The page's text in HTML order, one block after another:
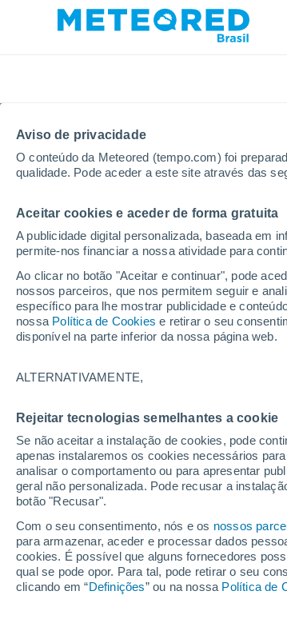
Aviso de privacidade
O conteúdo da Meteored (tempo.com) foi
qualidade. Pode aceder a este site através das
Aceitar cookies e aceder de forma gratuita
A publicidade digital personalizada, baseada em
permite-nos financiar a nossa atividade para
Ao clicar no botão "Aceitar e continuar", pode
nossos parceiros, que nos permitem seguir e
específico para lhe mostrar publicidade e
nossa Política de Cookies e retirar o seu
disponível na parte inferior da nossa página web.
ALTERNATIVAMENTE,
Rejeitar tecnologias semelhantes a cookie
Se não aceitar a instalação de cookies, pode
apenas instalaremos os cookies necessários
analisar o comportamento ou para apresentar
geral não personalizada. Pode recusar a
botão "Recusar".
Com o seu consentimento, nós e os nossos
para armazenar, aceder e processar dados
cookies. É possível que alguns fornecedores
qual se pode opor. Para tal, pode retirar o seu
clicando em “Definições” ou na nossa Política de
Início Vídeos Chuvas torrenciais